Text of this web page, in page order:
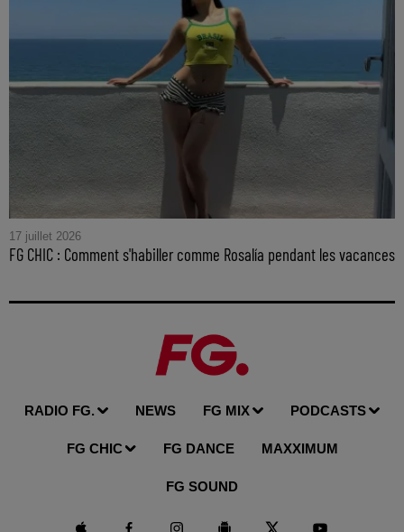
17 juillet 2026
FG CHIC : Comment s'habiller comme Rosalía pendant les vacances
RADIO FG. NEWS FG MIX PODCASTS
FG CHIC FG DANCE MAXXIMUM
FG SOUND